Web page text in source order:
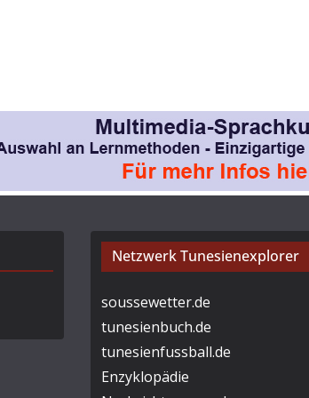
Netzwerk Tunesienexplorer
soussewetter.de
tunesienbuch.de
tunesienfussball.de
Enzyklopädie